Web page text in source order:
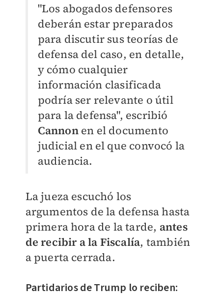
"Los abogados defensores
deberán estar preparados
para discutir sus teorías de
defensa del caso, en detalle,
y cómo cualquier
información clasificada
podría ser relevante o útil
para la defensa", escribió
Cannon en el documento
judicial en el que convocó la
audiencia.
La jueza escuchó los
argumentos de la defensa hasta
primera hora de la tarde, antes
de recibir a la Fiscalía, también
a puerta cerrada.
Partidarios de Trump lo reciben: